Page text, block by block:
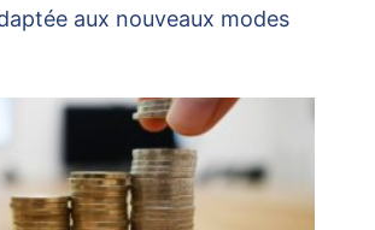
aux nouveaux modes